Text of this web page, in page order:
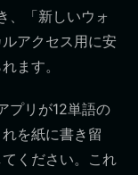
、「新しいウォ
アクセス用に安
ます。
プリが12単語の
を紙に書き留
ください。これ